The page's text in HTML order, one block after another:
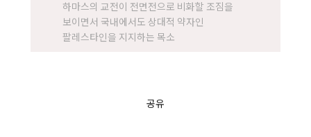
하마스의 교전이 전면전으로 비화할 조짐을
보이면서 국내에서도 상대적 약자인
팔레스타인을 지지하는 목소
공유